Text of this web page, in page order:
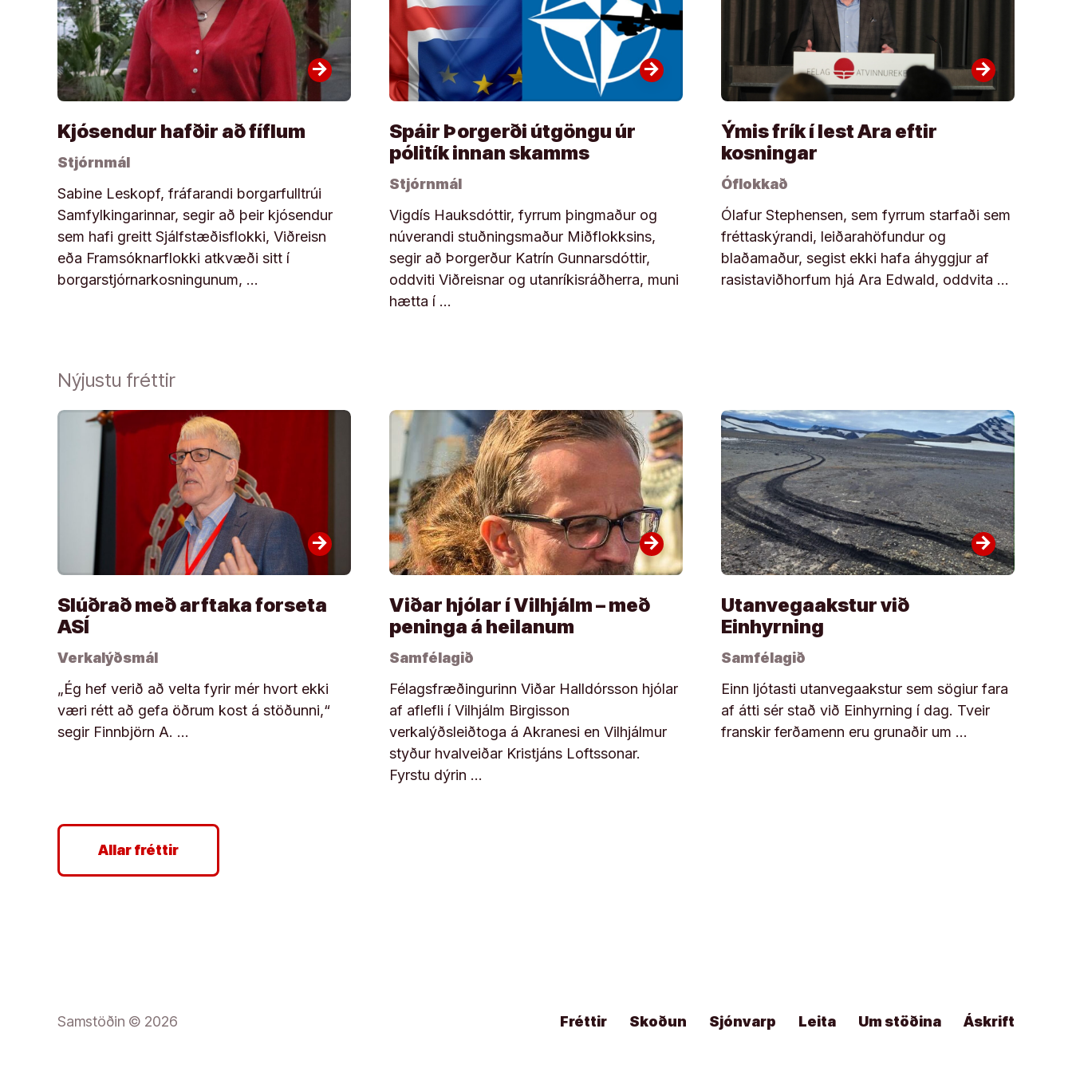
arrow_forward
Kjósendur hafðir að fíflum
Stjórnmál
Sabine Leskopf, fráfarandi borgarfulltrúi
Samfylkingarinnar, segir að þeir kjósendur
sem hafi greitt Sjálfstæðisflokki, Viðreisn
eða Framsóknarflokki atkvæði sitt í
borgarstjórnarkosningunum, …
arrow_forward
Spáir Þorgerði útgöngu úr
pólitík innan skamms
Stjórnmál
Vigdís Hauksdóttir, fyrrum þingmaður og
núverandi stuðningsmaður Miðflokksins,
segir að Þorgerður Katrín Gunnarsdóttir,
oddviti Viðreisnar og utanríkisráðherra, muni
hætta í …
arrow_forward
Ýmis frík í lest Ara eftir
kosningar
Óflokkað
Ólafur Stephensen, sem fyrrum starfaði sem
fréttaskýrandi, leiðarahöfundur og
blaðamaður, segist ekki hafa áhyggjur af
rasistaviðhorfum hjá Ara Edwald, oddvita …
Nýjustu fréttir
arrow_forward
Slúðrað með arftaka forseta
ASÍ
Verkalýðsmál
„Ég hef verið að velta fyrir mér hvort ekki
væri rétt að gefa öðrum kost á stöðunni,“
segir Finnbjörn A. …
arrow_forward
Viðar hjólar í Vilhjálm – með
peninga á heilanum
Samfélagið
Félagsfræðingurinn Viðar Halldórsson hjólar
af aflefli í Vilhjálm Birgisson
verkalýðsleiðtoga á Akranesi en Vilhjálmur
styður hvalveiðar Kristjáns Loftssonar.
Fyrstu dýrin …
arrow_forward
Utanvegaakstur við
Einhyrning
Samfélagið
Einn ljótasti utanvegaakstur sem sögiur fara
af átti sér stað við Einhyrning í dag. Tveir
franskir ferðamenn eru grunaðir um …
Allar fréttir
Samstöðin © 2026 Fréttir Skoðun Sjónvarp Leita Um stöðina Áskrift